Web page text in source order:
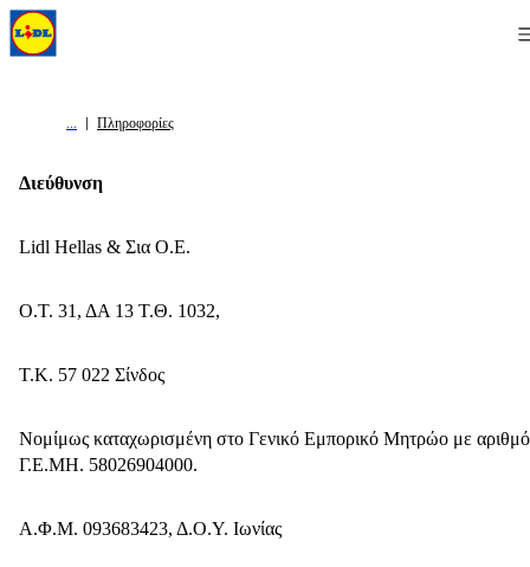
Πληροφορίες
Διεύθυνση
Lidl Hellas & Σια Ο.Ε.
Ο.Τ. 31, ΔΑ 13 Τ.Θ. 1032,
Τ.Κ. 57 022 Σίνδος
Νομίμως καταχωρισμένη στο Γενικό Εμπορικό Μητρώο με αριθμό
Γ.Ε.ΜΗ. 58026904000.
Α.Φ.Μ. 093683423, Δ.Ο.Υ. Ιωνίας